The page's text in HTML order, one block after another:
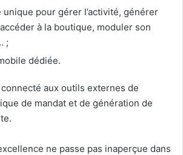
pour gérer l’activité, générer
à la boutique, moduler son
;
dédiée.
aux outils externes de
de mandat et de génération de
ne passe pas inaperçue dans